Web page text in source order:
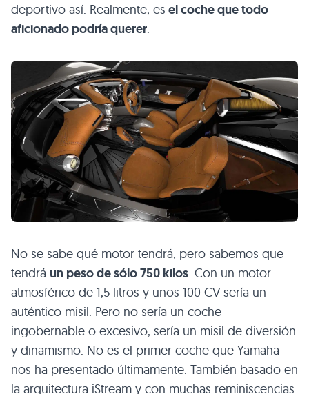
deportivo así. Realmente, es el coche que todo
aficionado podría querer.
No se sabe qué motor tendrá, pero sabemos que
tendrá un peso de sólo 750 kilos. Con un motor
atmosférico de 1,5 litros y unos 100 CV sería un
auténtico misil. Pero no sería un coche
ingobernable o excesivo, sería un misil de diversión
y dinamismo. No es el primer coche que Yamaha
nos ha presentado últimamente. También basado en
la arquitectura iStream y con muchas reminiscencias